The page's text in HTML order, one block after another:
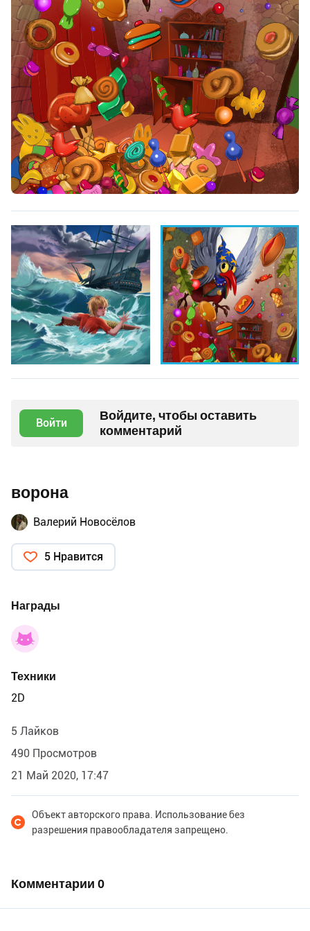
Войти
Войдите, чтобы оставить
комментарий
ворона
Валерий Новосёлов
5 Нравится
Награды
Техники
2D
5 Лайков
490 Просмотров
21 Май 2020, 17:47
Объект авторского права. Использование без
разрешения правообладателя запрещено.
Комментарии 0